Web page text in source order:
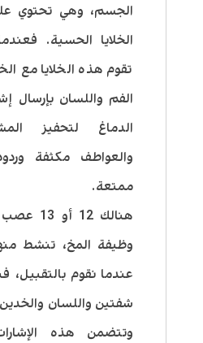
الجسم، وهي تحتوي
الخلايا الحسية.
تقوم هذه الخلايا مع
الفم واللسان بإرسال
الدماغ لتحفيز
والعواطف مكثفة
ممتعة.
هنالك
وظيفة المخ، تنشط
عندما نقوم بالتقبيل،
شفتين واللسان والخدين
وتتضمن هذه